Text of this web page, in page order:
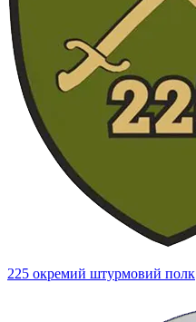
225 окремий штурмовий полк